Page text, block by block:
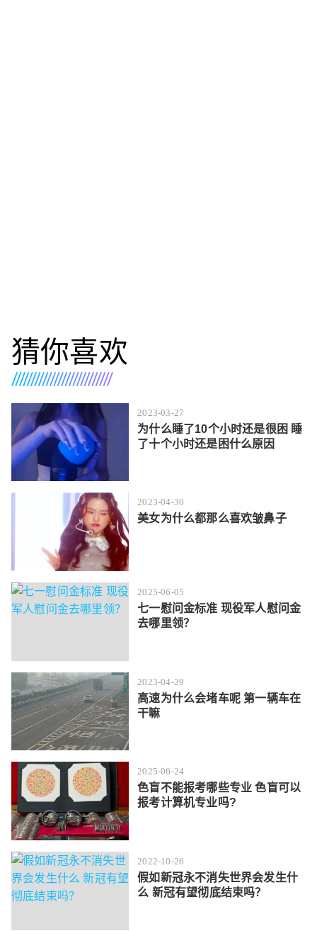
猜你喜欢
2023-03-27
为什么睡了10个小时还是很困 睡
了十个小时还是困什么原因
2023-04-30
美女为什么都那么喜欢皱鼻子
2025-06-05
七一慰问金标准 现役军人慰问金
去哪里领？
2023-04-29
高速为什么会堵车呢 第一辆车在
干嘛
2025-06-24
色盲不能报考哪些专业 色盲可以
报考计算机专业吗?
2022-10-26
假如新冠永不消失世界会发生什
么 新冠有望彻底结束吗？